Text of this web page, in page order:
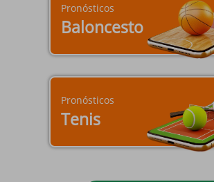
Pronósticos
Baloncesto
Pronósticos
Tenis